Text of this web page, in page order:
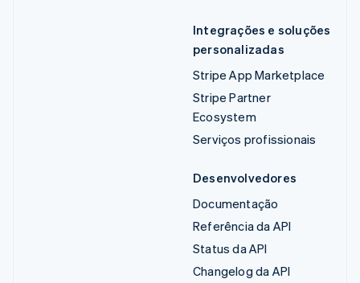
Integrações e soluções
personalizadas
Stripe App Marketplace
Stripe Partner
Ecosystem
Serviços profissionais
Desenvolvedores
Documentação
Referência da API
Status da API
Changelog da API